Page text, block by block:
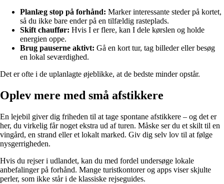
Planlæg stop på forhånd: Marker interessante steder på kortet,
så du ikke bare ender på en tilfældig rasteplads.
Skift chauffør: Hvis I er flere, kan I dele kørslen og holde
energien oppe.
Brug pauserne aktivt: Gå en kort tur, tag billeder eller besøg
en lokal seværdighed.
Det er ofte i de uplanlagte øjeblikke, at de bedste minder opstår.
Oplev mere med små afstikkere
En lejebil giver dig friheden til at tage spontane afstikkere – og det er
her, du virkelig får noget ekstra ud af turen. Måske ser du et skilt til en
vingård, en strand eller et lokalt marked. Giv dig selv lov til at følge
nysgerrigheden.
Hvis du rejser i udlandet, kan du med fordel undersøge lokale
anbefalinger på forhånd. Mange turistkontorer og apps viser skjulte
perler, som ikke står i de klassiske rejseguides.